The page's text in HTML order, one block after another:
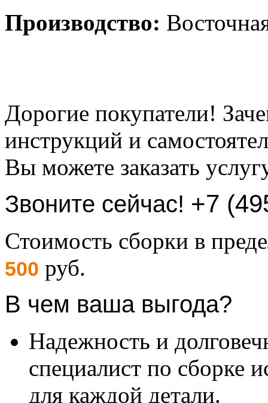
Производство:
Дорогие покупатели!
инструкций и
Вы можете заказать
Звоните сейчас! +7
Стоимость сборки в
500 руб.
В чем ваша выгода?
Надежность и
специалист по сборке
для каждой детали.